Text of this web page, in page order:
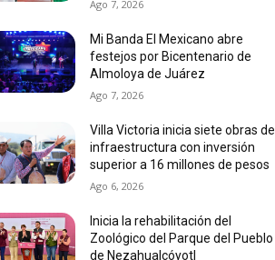
Ago 7, 2026
Mi Banda El Mexicano abre
festejos por Bicentenario de
Almoloya de Juárez
Ago 7, 2026
Villa Victoria inicia siete obras de
infraestructura con inversión
superior a 16 millones de pesos
Ago 6, 2026
Inicia la rehabilitación del
Zoológico del Parque del Pueblo
de Nezahualcóyotl